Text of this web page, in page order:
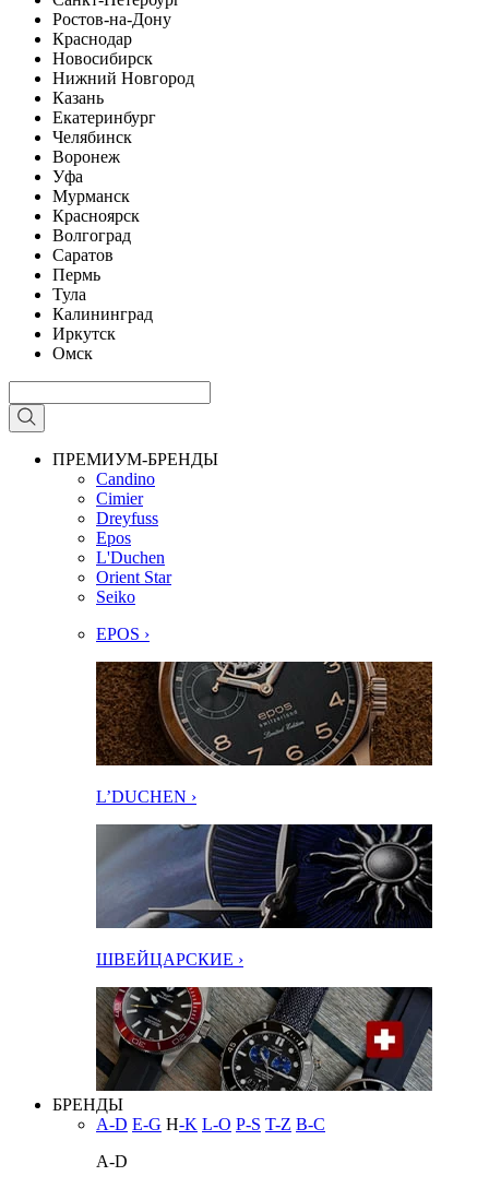
Ростов-на-Дону
Краснодар
Новосибирск
Нижний Новгород
Казань
Екатеринбург
Челябинск
Воронеж
Уфа
Мурманск
Красноярск
Волгоград
Саратов
Пермь
Тула
Калининград
Иркутск
Омск
ПРЕМИУМ-БРЕНДЫ
Candino
Cimier
Dreyfuss
Epos
L'Duchen
Orient Star
Seiko
EPOS ›
L’DUCHEN ›
ШВЕЙЦАРСКИЕ ›
БРЕНДЫ
A-D E-G H-K L-O P-S T-Z В-С
A-D